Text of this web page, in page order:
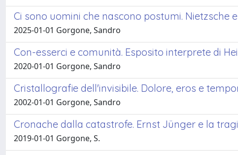
Ci sono uomini che nascono postumi. Nietzsche
2025-01-01 Gorgone, Sandro
Con-esserci e comunità. Esposito interprete di
2020-01-01 Gorgone, Sandro
Cristallografie dell'invisibile. Dolore, eros e
2002-01-01 Gorgone, Sandro
Cronache dalla catastrofe. Ernst Jünger e la
2019-01-01 Gorgone, S.